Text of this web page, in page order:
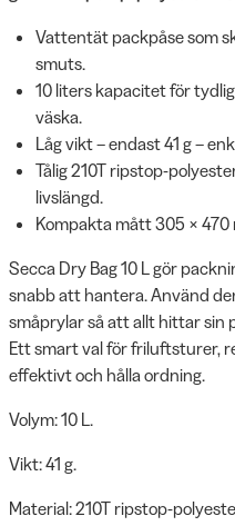
Vattentät packpåse som
smuts.
10 liters kapacitet för
väska.
Låg vikt – endast 41 g –
Tålig 210T ripstop-
livslängd.
Kompakta mått 305 × 470
Secca Dry Bag 10 L gör
snabb att hantera. Använd
småprylar så att allt hittar sin
Ett smart val för friluftsturer,
effektivt och hålla ordning.
Volym: 10 L.
Vikt: 41 g.
Material: 210T ripstop-